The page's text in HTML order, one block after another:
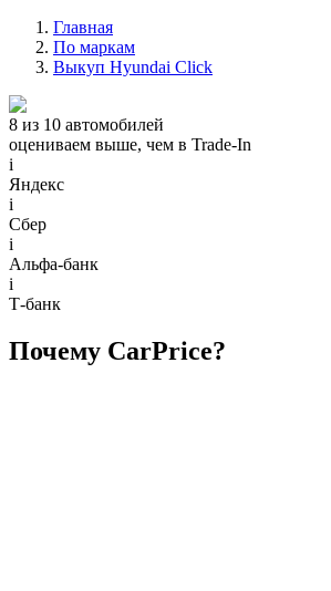
Главная
По маркам
Выкуп Hyundai Click
8 из 10 автомобилей
оцениваем выше, чем в Trade‑In
i
Яндекс
i
Сбер
i
Альфа-банк
i
Т-банк
Почему CarPrice?